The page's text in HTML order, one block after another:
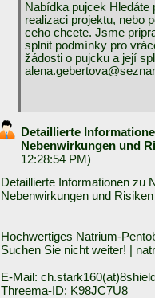
Nabídka pujcek
realizaci projektu, nebo
ceho chcete. Jsme
splnit podmínky pro
žádosti o pujcku a její
Detaillierte
Nebenwirkungen und
12:28:54 PM)
Detaillierte Informationen zu
Nebenwirkungen und Risiken
Hochwertiges Natrium-
Suchen Sie nicht weiter! |
E-Mail:
Threema-ID: K98JC7U8